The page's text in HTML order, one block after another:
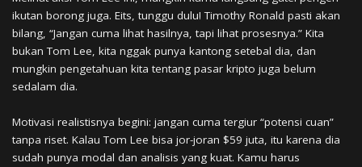
ikutan borong juga. Eits, tunggu dulu! Timothy Ronald pasti akan
bilang, “Jangan cuma lihat hasilnya, tapi lihat prosesnya.” Kita
bukan Tom Lee, kita nggak punya kantong setebal dia, dan
mungkin pengetahuan kita tentang pasar kripto juga belum
sedalam dia.
Motivasi realistisnya begini: jangan cuma tergiur “potensi cuan”
tanpa riset. Kalau Tom Lee bisa jor-joran $59 juta, itu karena dia
sudah punya modal dan analisis yang kuat. Kamu harus